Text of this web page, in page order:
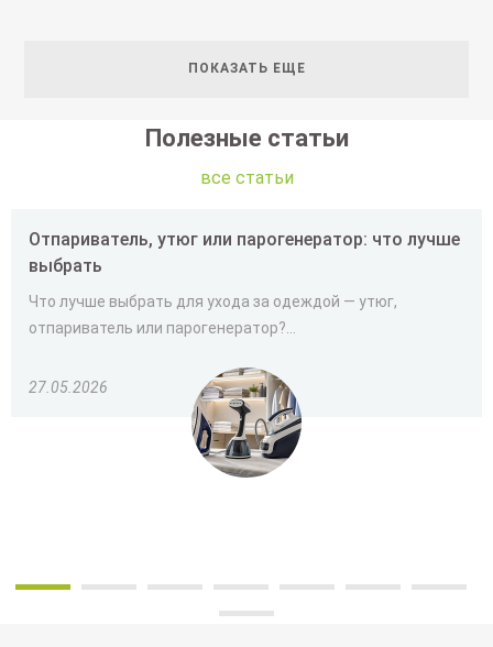
ПОКАЗАТЬ ЕЩЕ
Полезные статьи
все статьи
Отпариватель, утюг или парогенератор: что лучше
выбрать
Что лучше выбрать для ухода за одеждой — утюг,
отпариватель или парогенератор?...
27.05.2026